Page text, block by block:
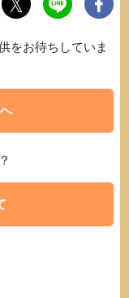
をお待ちしていま